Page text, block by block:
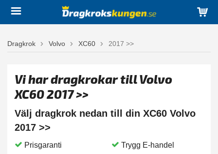
Dragkrok Volvo XC60 2017 >>
Vi har dragkrokar till Volvo
XC60 2017 >>
Välj dragkrok nedan till din XC60 Volvo
2017 >>
Prisgaranti
Trygg E-handel